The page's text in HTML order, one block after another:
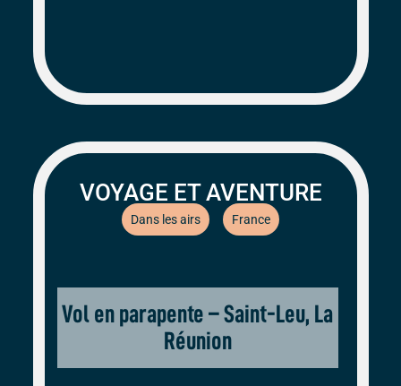
VOYAGE ET AVENTURE
Vol en parapente – Saint-Leu, La
Réunion
Dans les airs France